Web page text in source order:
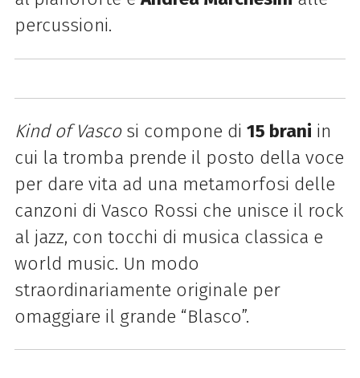
percussioni.
Kind of Vasco si compone di 15 brani in
cui la tromba prende il posto della voce
per dare vita ad una metamorfosi delle
canzoni di Vasco Rossi che unisce il rock
al jazz, con tocchi di musica classica e
world music. Un modo
straordinariamente originale per
omaggiare il grande “Blasco”.